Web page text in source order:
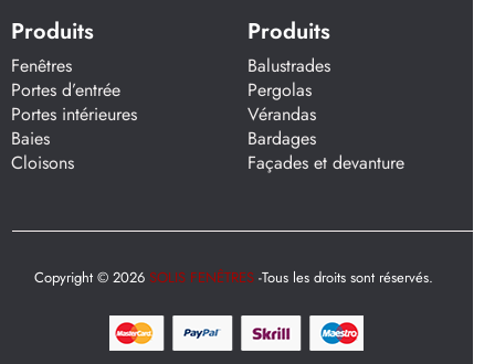
Produits
Fenêtres
Portes d’entrée
Portes intérieures
Baies
Cloisons
Produits
Balustrades
Pergolas
Vérandas
Bardages
Façades et devanture
Copyright © 2026 SOLIS FENÊTRES-Tous les droits sont réservés.